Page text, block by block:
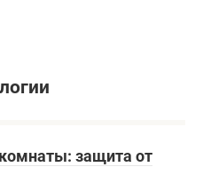
защита от